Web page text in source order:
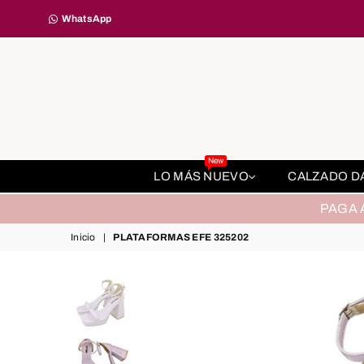
WhatsApp
LO MÁS NUEVO
New
CALZADO
PAGA
Inicio | PLATAFORMAS EFE 325202